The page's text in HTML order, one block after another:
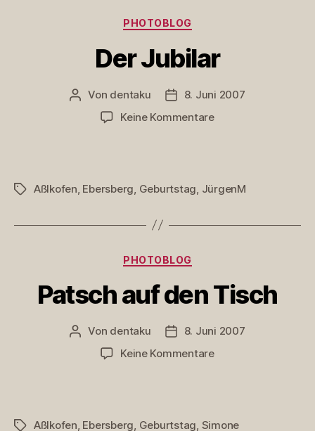
Kategorien
PHOTOBLOG
Der Jubilar
Beitragsautor
Von dentaku Veröffentlichungsdatum
8. Juni 2007
Keine Kommentarezu
Schlagwörter
Aßlkofen Ebersberg Geburtstag JürgenM
Kategorien
PHOTOBLOG
Patsch auf den Tisch
Beitragsautor
Von dentaku Veröffentlichungsdatum
8. Juni 2007
Keine Kommentarezu
Schlagwörter
Aßlkofen, Ebersberg, Geburtstag, Simone